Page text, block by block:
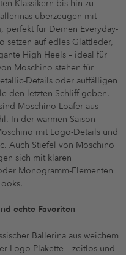
Klassikern bis hin zu
überzeugen mit
perfekt für Deinen Everyday-
setzen auf edles Glattleder,
High Heels – ideal für
Moschino stehen für
Details oder auffälligen
den letzten Schliff geben.
Moschino Loafer aus
In der warmen Saison
mit Logo-Details und
Auch Stiefel von Moschino
sich mit klaren
Monogramm-Elementen
echte Favoriten
Ballerina aus weichem
Logo-Plakette – zeitlos und